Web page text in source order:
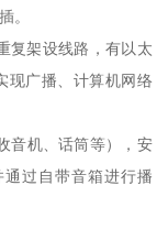
。
复架设线路，有以太
现广播、计算机网络
音机、话筒等），安
过自带音箱进行播